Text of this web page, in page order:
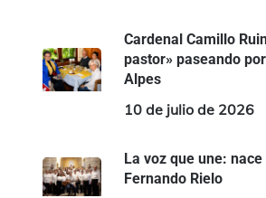
Cardenal Camillo
pastor» paseando
Alpes
10 de julio de 2026
La voz que une:
Fernando Rielo